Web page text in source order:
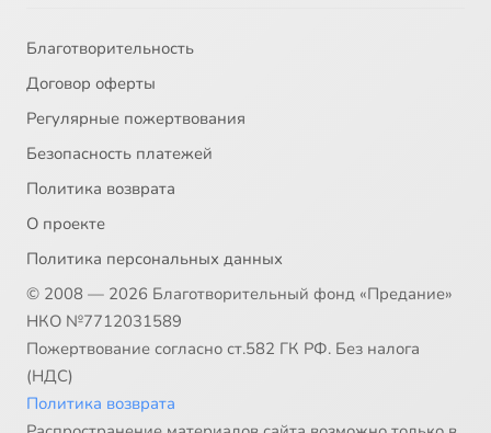
Благотворительность
Договор оферты
Регулярные пожертвования
Безопасность платежей
Политика возврата
О проекте
Политика персональных данных
© 2008 — 2026 Благотворительный фонд «Предание»
НКО №7712031589
Пожертвование согласно ст.582 ГК РФ. Без налога
(НДС)
Политика возврата